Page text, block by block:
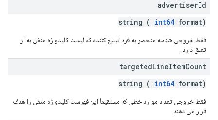
advertiserId
string ( int64 format)
فقط خروجی شناسه منحصر به فرد تبلیغ کننده که لیست کلیدواژه منفی به آن
تعلق دارد.
targetedLineItemCount
string ( int64 format)
فقط خروجی تعداد موارد خطی که مستقیماً این فهرست کلیدواژه منفی را هدف
قرار می دهند.